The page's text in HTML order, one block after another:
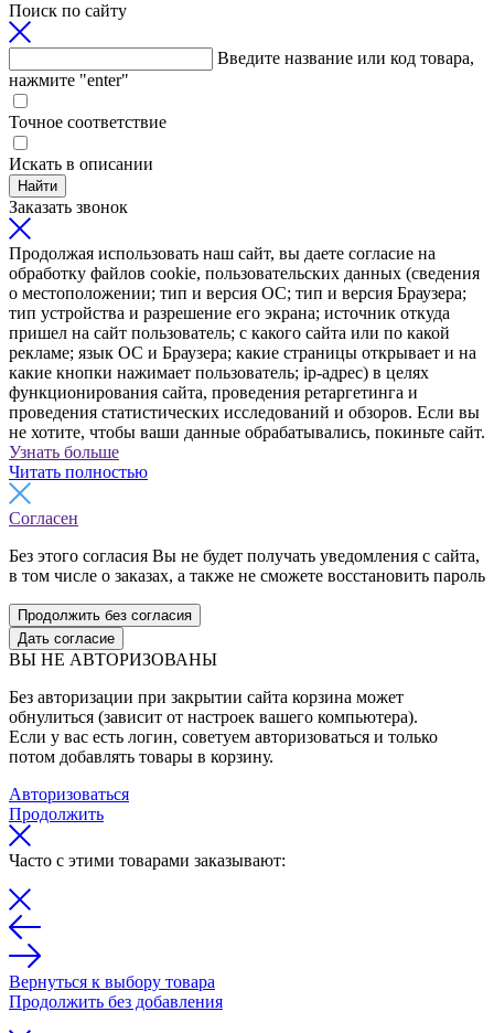
Поиск по сайту
Введите название или код товара,
нажмите "enter"
Точное соответствие
Искать в описании
Найти
Заказать звонок
Продолжая использовать наш сайт, вы даете согласие на
обработку файлов cookie, пользовательских данных (сведения
о местоположении; тип и версия ОС; тип и версия Браузера;
тип устройства и разрешение его экрана; источник откуда
пришел на сайт пользователь; с какого сайта или по какой
рекламе; язык ОС и Браузера; какие страницы открывает и на
какие кнопки нажимает пользователь; ip-адрес) в целях
функционирования сайта, проведения ретаргетинга и
проведения статистических исследований и обзоров. Если вы
не хотите, чтобы ваши данные обрабатывались, покиньте сайт.
Узнать больше
Читать полностью
Согласен
Без этого согласия Вы не будет получать уведомления с сайта,
в том числе о заказах, а также не сможете восстановить пароль
Продолжить без согласия
Дать согласие
ВЫ НЕ АВТОРИЗОВАНЫ
Без авторизации при закрытии сайта корзина может
обнулиться (зависит от настроек вашего компьютера).
Если у вас есть логин, советуем авторизоваться и только
потом добавлять товары в корзину.
Авторизоваться
Продолжить
Часто с этими товарами заказывают:
Вернуться к выбору товара
Продолжить без добавления